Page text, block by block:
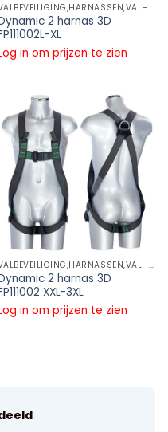
VALBEVEILIGING,HARNASSEN,VALHARNAS
2 harnas 3D
XL
in om prijzen te zien
VALBEVEILIGING,HARNASSEN,VALHARNAS
2 harnas 3D
XXL-3XL
in om prijzen te zien